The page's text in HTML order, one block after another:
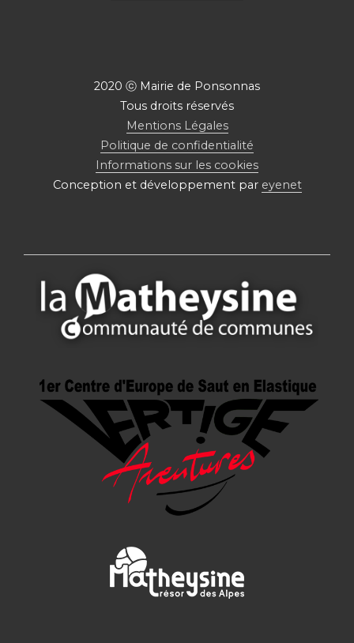
2020 ⓒ Mairie de Ponsonnas
Tous droits réservés
Mentions Légales
Politique de confidentialité
Informations sur les cookies
Conception et développement par eyenet